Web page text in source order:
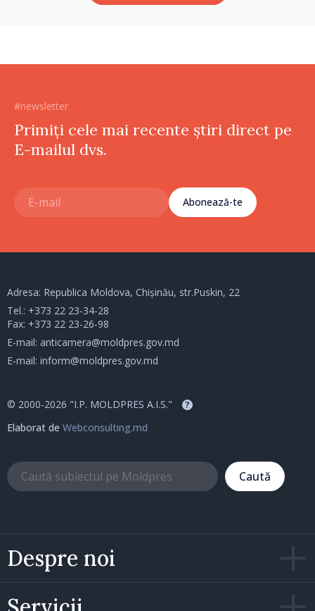
#newsletter
Primiți cele mai recente știri direct pe
E-mailul dvs.
Abonează-te
Despre noi
Adresa: Republica Moldova, Chișinău, str.Puskin, 22
Tel.: +373 22 23-34-28
Fax: +373 22 23-26-98
E-mail: anticamera@moldpres.gov.md
E-mail: inform@moldpres.gov.md
© 2000-2026 "I.P. MOLDPRES A.I.S." ?
Elaborat de Webconsulting.md
Caută